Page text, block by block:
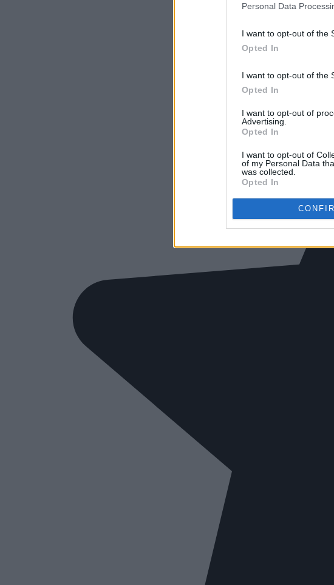
Personal Data
I want to opt-out of the
Opted In
I want to opt-out of the
Opted In
I want to opt-out of
Advertising.
Opted In
I want to opt-out of
of my Personal Data
was collected.
Opted In